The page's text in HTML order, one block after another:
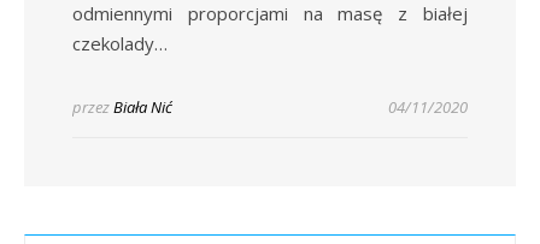
odmiennymi proporcjami na masę z białej
czekolady…
przezBiała Nić 04/11/2020